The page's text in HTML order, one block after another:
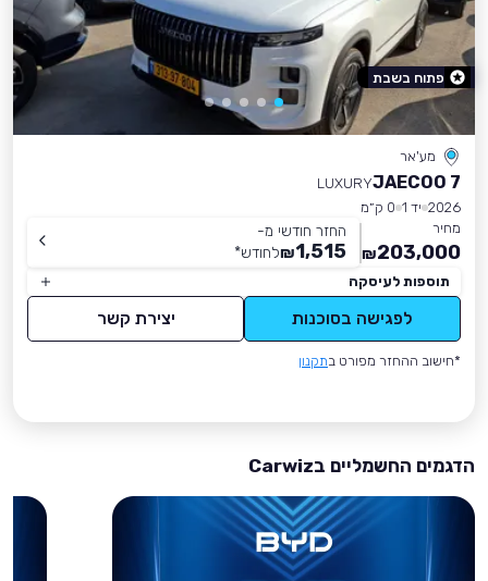
מע'אר
JAECOO 7
LUXURY
2026 יד 1
0 ק״מ
מחיר
203,000
₪
החזר חודשי מ-
1,515
₪לחודש*
תוספות לעיסקה
לפגישה בסוכנות יצירת קשר
*חישוב ההחזר מפורט בתקנון
פתוח בשבת
הדגמים החשמליים בCarwiz